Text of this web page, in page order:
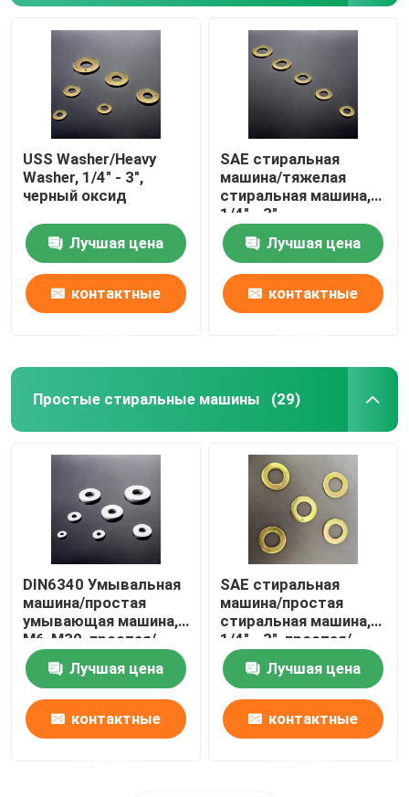
USS Washer/Heavy
Washer, 1/4" - 3",
черный оксид
Лучшая цена
контактные
SAE стиральная
машина/тяжелая
стиральная машина,
1/4" - 3",
цинковая/HDG
Лучшая цена
контактные
Простые стиральные машины (29)
DIN6340 Умывальная
машина/простая
умывающая машина,
M6-M30, простая/
дакрометная
Лучшая цена
контактные
SAE стиральная
машина/простая
стиральная машина,
1/4" - 3", простая/
дакрометная
Лучшая цена
контактные